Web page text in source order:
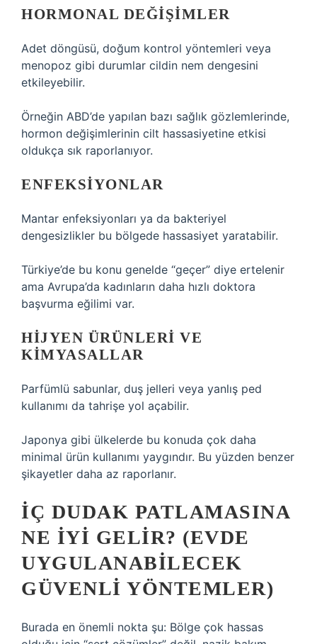
HORMONAL DEĞIŞIMLER
Adet döngüsü, doğum kontrol yöntemleri veya
menopoz gibi durumlar cildin nem dengesini
etkileyebilir.
Örneğin ABD’de yapılan bazı sağlık gözlemlerinde,
hormon değişimlerinin cilt hassasiyetine etkisi
oldukça sık raporlanıyor.
ENFEKSIYONLAR
Mantar enfeksiyonları ya da bakteriyel
dengesizlikler bu bölgede hassasiyet yaratabilir.
Türkiye’de bu konu genelde “geçer” diye ertelenir
ama Avrupa’da kadınların daha hızlı doktora
başvurma eğilimi var.
HIJYEN ÜRÜNLERI VE
KIMYASALLAR
Parfümlü sabunlar, duş jelleri veya yanlış ped
kullanımı da tahrişe yol açabilir.
Japonya gibi ülkelerde bu konuda çok daha
minimal ürün kullanımı yaygındır. Bu yüzden benzer
şikayetler daha az raporlanır.
İÇ DUDAK PATLAMASINA
NE IYI GELIR? (EVDE
UYGULANABILECEK
GÜVENLI YÖNTEMLER)
Burada en önemli nokta şu: Bölge çok hassas